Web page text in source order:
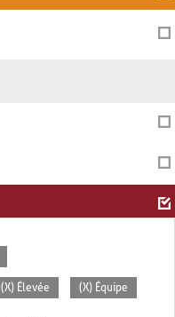
(X) Élevée (X) Équipe